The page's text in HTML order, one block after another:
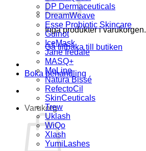
Inga produkter i varukorgen.
Gå tillbaka till butiken
Boka behandling
Varukorg
DP Dermaceuticals
DreamWeave
Esse Probiotic Skincare
Guinot
IceMask
Jane Iredale
MASQ+
MeLine
Natura Bissé
RefectoCil
SkinCeuticals
Trew
Uklash
WiQo
Xlash
YumiLashes